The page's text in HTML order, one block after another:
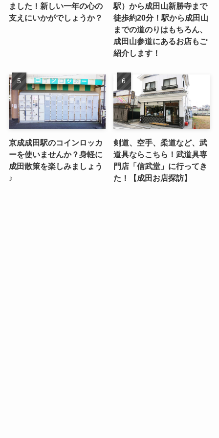
ました！新しい一年の心の
支えにいかがでしょうか？
駅）から成田山新勝寺まで
徒歩約20分！駅から成田山
までの道のりはもちろん、
成田山参道にあるお店もご
紹介します！
京成成田駅のコインロッカ
ーを使いませんか？身軽に
成田散策を楽しみましょう
♪
剣道、空手、柔道など、武
道具ならこちら！武道具専
門店「信武堂」に行ってき
た！【成田お店探訪】